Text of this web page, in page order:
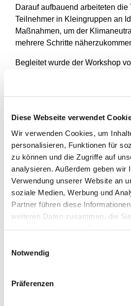
Diese Webseite verwendet
Wir verwenden Cookies, um
personalisieren, Funktionen für
zu können und die Zugriffe auf
analysieren. Außerdem geben wir
Verwendung unserer Website an
soziale Medien, Werbung und
Partner führen diese
weiteren Daten zusammen, die
Notwendig
Präferenzen
Darauf aufbauend arbeiteten die
Teilnehmer in Kleingruppen an
Maßnahmen, um der
mehrere Schritte
Begleitet wurde der Workshop
Beratungsunternehmens
Klimawandel und
den „richtigen“ Weg zu mehr
verstehen, um den eigenen
bestmöglich zu nutzen. Die
das Jahr 2023 führte den
Augen, an welchen Stellen
sogar Handlungsbedarf besteht,
Potentiale zur Minderung des
Ausstoßes bestehen.
In der anschließenden
Prozessen. Dabei betrachteten
Status Quo, stellten Chancen
Mobilität wurde beispielsweise